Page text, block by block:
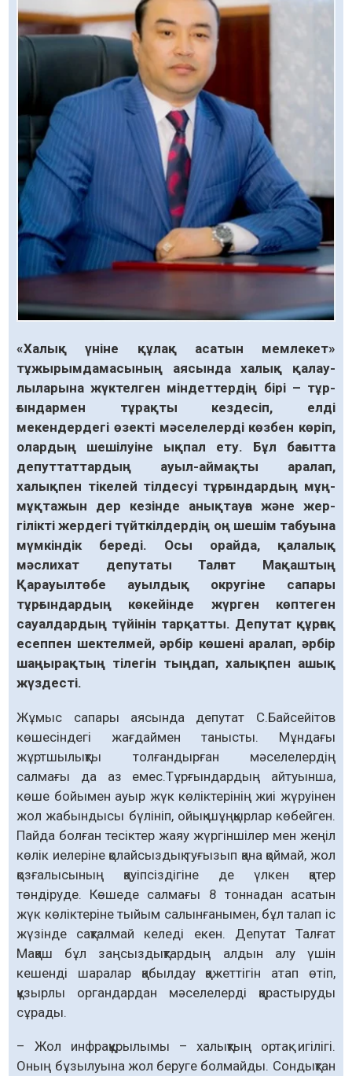
«Халық үніне құлақ асатын мемлекет»
тұжырым­дам­асы­ның аясында халық қалау­
лыларына жүк­телген міндеттердің бірі – тұр­
ғын­дармен тұрақты кездесіп, елді
мекендердегі өзекті мәсе­лелерді көзбен көріп,
олардың шешілуіне ық­пал ету. Бұл бағытта
депут­таттардың ауыл-аймақты аралап,
халықпен тікелей тілдесуі тұр­ғын­дар­дың мұң-
мұқ­­тажын дер кезінде анықтауға және жер­
гілікті жер­дегі түйт­кіл­дердің оң шешім табуына
мүмкіндік береді. Осы орайда, қалалық
мәслихат депутаты Талғат Мақаштың
Қарауылтөбе ауылдық округіне сапары
тұрғындардың көкейінде жүрген көптеген
сауалдардың түйінін тарқатты. Депутат құрғақ
есеппен шектелмей, әрбір көшені аралап, әрбір
шаңырақтың тілегін тыңдап, халықпен ашық
жүздесті.
Жұмыс сапары аясында депутат С.Байсейітов
көшесіндегі жағдаймен танысты. Мұндағы
жұртшылықты толғандырған мәселелердің
салмағы да аз емес.Тұрғындардың айтуынша,
көше бойымен ауыр жүк көліктерінің жиі жүруінен
жол жабындысы бүлініп, ойық-шұңқырлар кө­бейген.
Пайда болған тесіктер жаяу жүргіншілер мен жеңіл
көлік иелеріне қолайсыздық туғызып қана қоймай, жол
қозғалысының қауіпсіздігіне де үлкен қатер
төндіруде. Көшеде салмағы 8 тоннадан асатын
жүк көліктеріне тыйым салынғанымен, бұл талап іс
жүзінде сақталмай келеді екен. Депутат Талғат
Мақаш бұл заңсыздықтардың алдын алу үшін
кешенді шаралар қабылдау қажеттігін атап өтіп,
құзырлы органдардан мәселелерді қарас­тыруды
сұрады.
– Жол инфрақұрылымы – халықтың ортақ игілігі.
Оның бұзылуына жол беруге болмайды. Сондықтан